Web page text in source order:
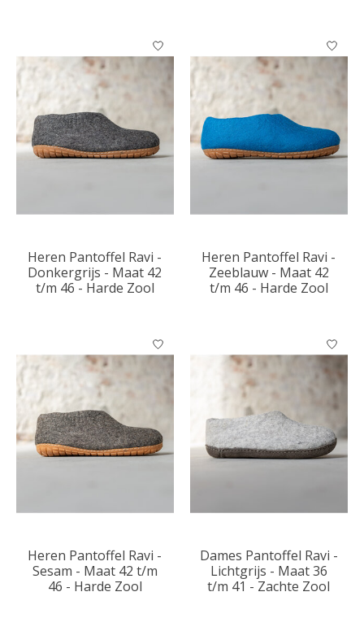
Heren Pantoffel Ravi -
Donkergrijs - Maat 42
t/m 46 - Harde Zool
Heren Pantoffel Ravi -
Zeeblauw - Maat 42
t/m 46 - Harde Zool
Heren Pantoffel Ravi -
Sesam - Maat 42 t/m
46 - Harde Zool
Dames Pantoffel Ravi -
Lichtgrijs - Maat 36
t/m 41 - Zachte Zool